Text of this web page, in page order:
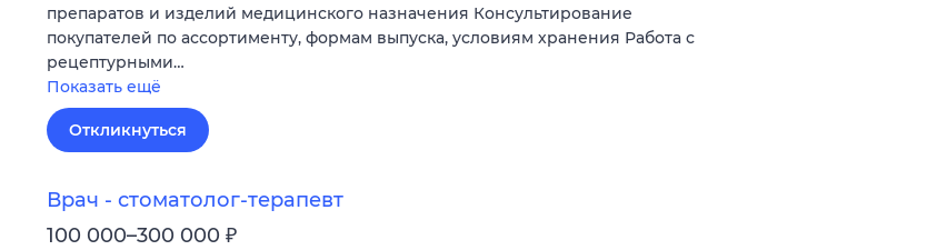
препаратов и изделий медицинского назначения Консультирование
покупателей по ассортименту, формам выпуска, условиям хранения Работа с
рецептурными…
Показать ещё
Откликнуться
Врач - стоматолог-терапевт
100 000–300 000 ₽